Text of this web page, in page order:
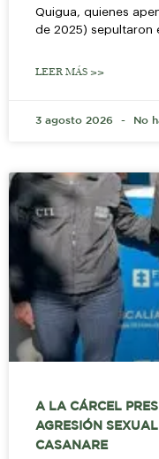
Quigua, quienes
de 2025) sepultaron
LEER MÁS >>
3 agosto 2026 No
A LA CÁRCEL
AGRESIÓN
CASANARE